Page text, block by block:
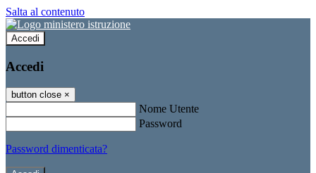
Salta al contenuto
Accedi
Accedi
button close ×
Nome Utente
Password
Password dimenticata?